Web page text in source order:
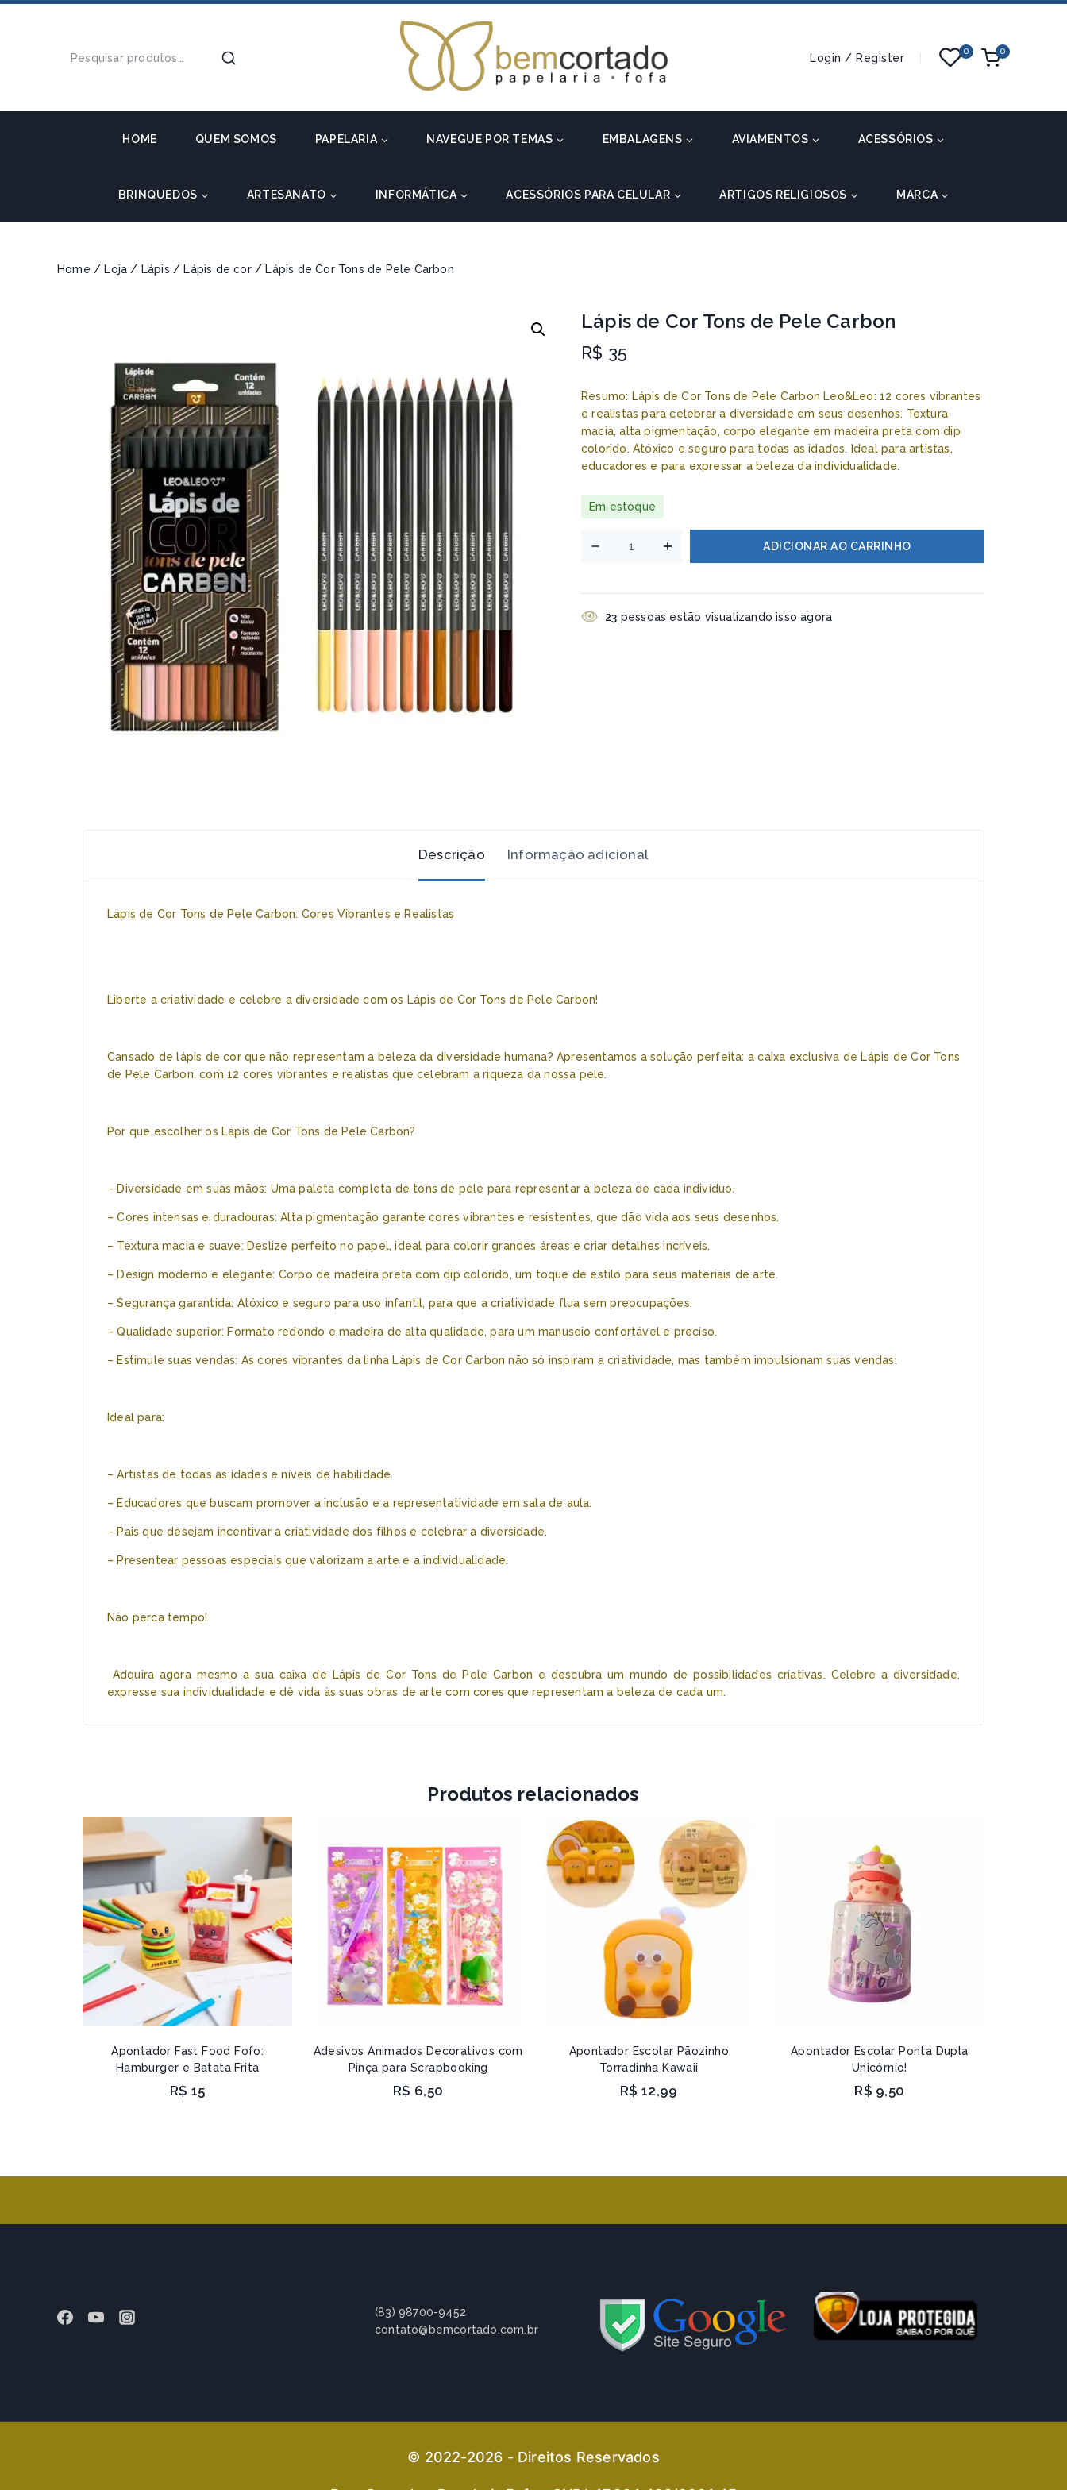
Login / Register
0 0
HOME QUEM SOMOS PAPELARIA NAVEGUE POR TEMAS EMBALAGENS AVIAMENTOS ACESSÓRIOS
BRINQUEDOS ARTESANATO INFORMÁTICA ACESSÓRIOS PARA CELULAR ARTIGOS RELIGIOSOS MARCA
Home / Loja / Lápis / Lápis de cor / Lápis de Cor Tons de Pele Carbon
Lápis de Cor Tons de Pele Carbon
R$ 35
Resumo: Lápis de Cor Tons de Pele Carbon Leo&Leo: 12 cores vibrantes
e realistas para celebrar a diversidade em seus desenhos. Textura
macia, alta pigmentação, corpo elegante em madeira preta com dip
colorido. Atóxico e seguro para todas as idades. Ideal para artistas,
educadores e para expressar a beleza da individualidade.
Em estoque
ADICIONAR AO CARRINHO
23 pessoas estão visualizando isso agora
Descrição Informação adicional
Lápis de Cor Tons de Pele Carbon: Cores Vibrantes e Realistas
Liberte a criatividade e celebre a diversidade com os Lápis de Cor Tons de Pele Carbon!
Cansado de lápis de cor que não representam a beleza da diversidade humana? Apresentamos a solução perfeita: a caixa exclusiva de Lápis de Cor Tons
de Pele Carbon, com 12 cores vibrantes e realistas que celebram a riqueza da nossa pele.
Por que escolher os Lápis de Cor Tons de Pele Carbon?
– Diversidade em suas mãos: Uma paleta completa de tons de pele para representar a beleza de cada indivíduo.
– Cores intensas e duradouras: Alta pigmentação garante cores vibrantes e resistentes, que dão vida aos seus desenhos.
– Textura macia e suave: Deslize perfeito no papel, ideal para colorir grandes áreas e criar detalhes incríveis.
– Design moderno e elegante: Corpo de madeira preta com dip colorido, um toque de estilo para seus materiais de arte.
– Segurança garantida: Atóxico e seguro para uso infantil, para que a criatividade flua sem preocupações.
– Qualidade superior: Formato redondo e madeira de alta qualidade, para um manuseio confortável e preciso.
– Estimule suas vendas: As cores vibrantes da linha Lápis de Cor Carbon não só inspiram a criatividade, mas também impulsionam suas vendas.
Ideal para:
– Artistas de todas as idades e níveis de habilidade.
– Educadores que buscam promover a inclusão e a representatividade em sala de aula.
– Pais que desejam incentivar a criatividade dos filhos e celebrar a diversidade.
– Presentear pessoas especiais que valorizam a arte e a individualidade.
Não perca tempo!
Adquira agora mesmo a sua caixa de Lápis de Cor Tons de Pele Carbon e descubra um mundo de possibilidades criativas. Celebre a diversidade,
expresse sua individualidade e dê vida às suas obras de arte com cores que representam a beleza de cada um.
Produtos relacionados
Apontador Fast Food Fofo:
Hamburger e Batata Frita
R$ 15
Adesivos Animados Decorativos com
Pinça para Scrapbooking
R$ 6,50
Apontador Escolar Pãozinho
Torradinha Kawaii
R$ 12,99
Apontador Escolar Ponta Dupla
Unicórnio!
R$ 9,50
(83) 98700-9452
contato@bemcortado.com.br
© 2022-2026 - Direitos Reservados